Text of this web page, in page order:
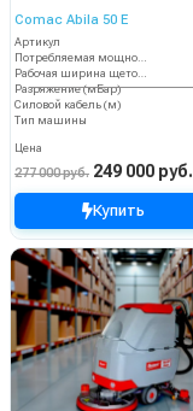
Comac Abila 50 E
Артикул
Потребляемая мощность (кВт)
Рабочая ширина щеток (мм)
Разряжение (мБар)
Силовой кабель (м)
Тип машины
Цена
277 000 руб. 249 000 руб.
Купить